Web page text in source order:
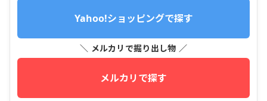
Yahoo!ショッピングで探す
＼ メルカリで掘り出し物 ／
メルカリで探す